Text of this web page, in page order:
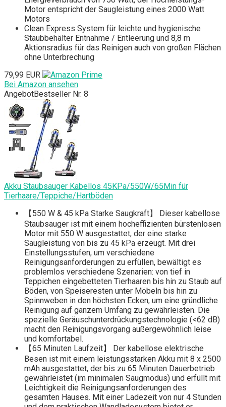
Motor entspricht der Saugleistung eines 2000 Watt
Motors
Clean Express System für leichte und hygienische
Staubbehälter Entnahme / Entleerung und 8,8 m
Aktionsradius für das Reinigen auch von großen Flächen
ohne Unterbrechung
79,99 EUR
Bei Amazon ansehen
AngebotBestseller Nr. 8
Akku Staubsauger Kabellos 45KPa/550W/65Min für
Tierhaare/Teppiche/Hartböden
【550 W & 45 kPa Starke Saugkraft】 Dieser kabellose
Staubsauger ist mit einem hocheffizienten bürstenlosen
Motor mit 550 W ausgestattet, der eine starke
Saugleistung von bis zu 45 kPa erzeugt. Mit drei
Einstellungsstufen, um verschiedene
Reinigungsanforderungen zu erfüllen, bewältigt es
problemlos verschiedene Szenarien: von tief in
Teppichen eingebetteten Tierhaaren bis hin zu Staub auf
Böden, von Speiseresten unter Möbeln bis hin zu
Spinnweben in den höchsten Ecken, um eine gründliche
Reinigung auf ganzem Umfang zu gewährleisten. Die
spezielle Geräuschunterdrückungstechnologie (<62 dB)
macht den Reinigungsvorgang außergewöhnlich leise
und komfortabel.
【65 Minuten Laufzeit】 Der kabellose elektrische
Besen ist mit einem leistungsstarken Akku mit 8 x 2500
mAh ausgestattet, der bis zu 65 Minuten Dauerbetrieb
gewährleistet (im minimalen Saugmodus) und erfüllt mit
Leichtigkeit die Reinigungsanforderungen des
gesamten Hauses. Mit einer Ladezeit von nur 4 Stunden